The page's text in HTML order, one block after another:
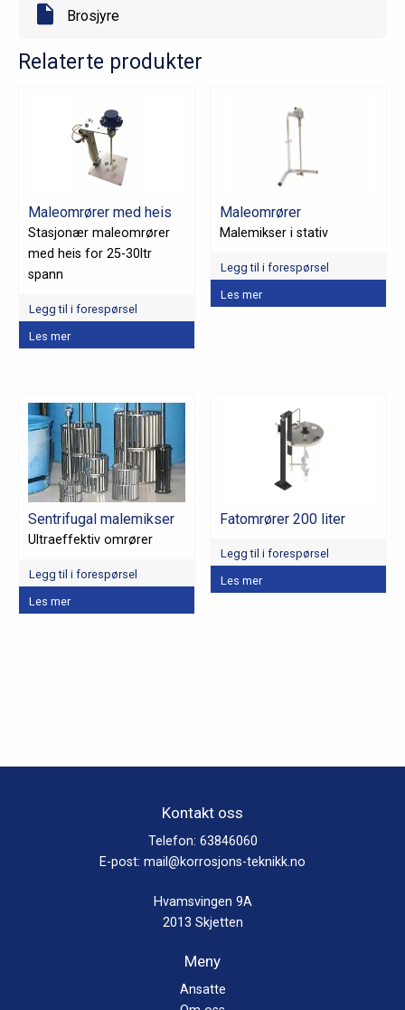
Brosjyre
Relaterte produkter
Maleomrører med heis
Stasjonær maleomrører
med heis for 25-30ltr
spann
Legg til i forespørsel
Les mer
Maleomrører
Malemikser i stativ
Legg til i forespørsel
Les mer
Sentrifugal malemikser
Ultraeffektiv omrører
Legg til i forespørsel
Dette
produktet
Les mer
Fatomrører 200 liter
Legg til i forespørsel
Les mer
Kontakt oss
Telefon: 63846060
E-post: mail@korrosjons-teknikk.no
Hvamsvingen 9A
2013 Skjetten
Meny
Ansatte